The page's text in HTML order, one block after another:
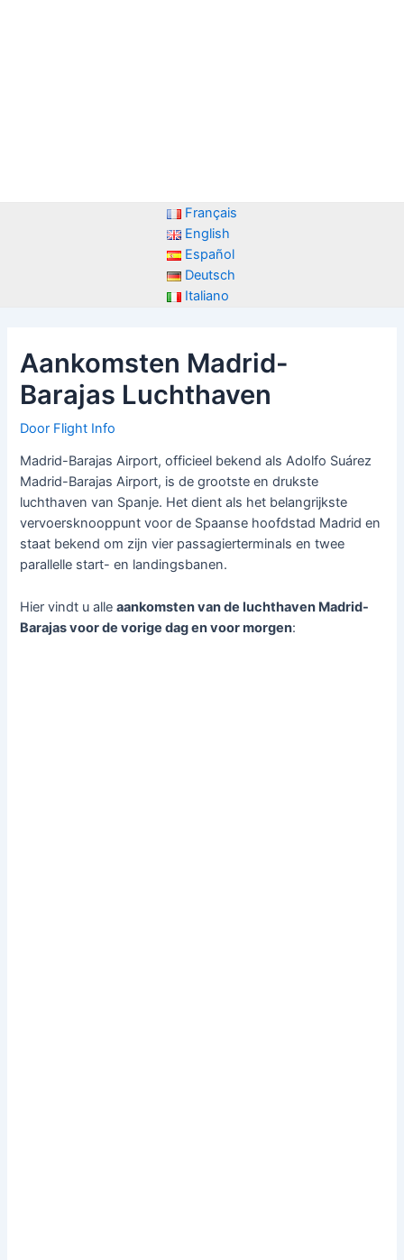
Français
English
Español
Deutsch
Italiano
Aankomsten Madrid-
Barajas Luchthaven
Door Flight Info
Madrid-Barajas Airport, officieel bekend als Adolfo Suárez
Madrid-Barajas Airport, is de grootste en drukste
luchthaven van Spanje. Het dient als het belangrijkste
vervoersknooppunt voor de Spaanse hoofdstad Madrid en
staat bekend om zijn vier passagierterminals en twee
parallelle start- en landingsbanen.
Hier vindt u alleaankomsten van de luchthaven Madrid-
Barajas voor de vorige dag en voor morgen: